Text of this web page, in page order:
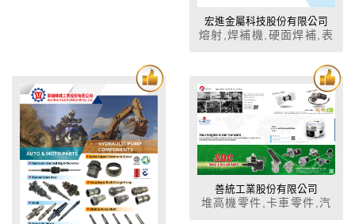
宏進金屬科技股份有限公司
熔射,焊補機,硬面焊補,表
善統工業股份有限公司
堆高機零件,卡車零件,汽